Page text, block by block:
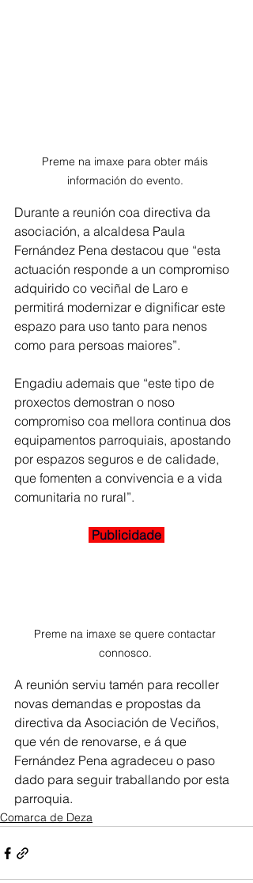
Preme na imaxe para obter máis
información do evento.
Durante a reunión coa directiva da
asociación, a alcaldesa Paula
Fernández Pena destacou que “esta
actuación responde a un compromiso
adquirido co veciñal de Laro e
permitirá modernizar e dignificar este
espazo para uso tanto para nenos
como para persoas maiores”.
Engadiu ademais que “este tipo de
proxectos demostran o noso
compromiso coa mellora continua dos
equipamentos parroquiais, apostando
por espazos seguros e de calidade,
que fomenten a convivencia e a vida
comunitaria no rural”.
Publicidade
Preme na imaxe se quere contactar
connosco.
A reunión serviu tamén para recoller
novas demandas e propostas da
directiva da Asociación de Veciños,
que vén de renovarse, e á que
Fernández Pena agradeceu o paso
dado para seguir traballando por esta
parroquia.
Comarca de Deza